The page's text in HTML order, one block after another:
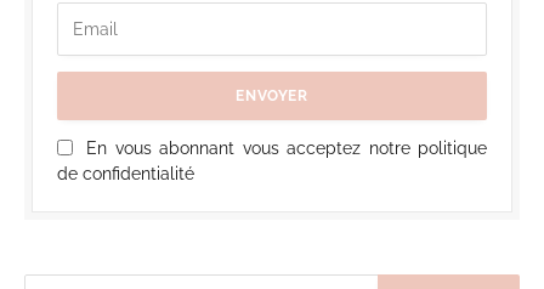
En vous abonnant vous acceptez notre politique
de confidentialité